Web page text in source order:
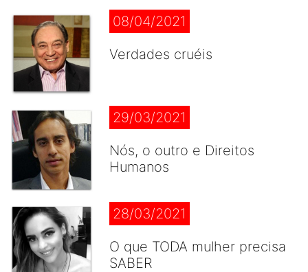
08/04/2021
Verdades cruéis
29/03/2021
Nós, o outro e Direitos
Humanos
28/03/2021
O que TODA mulher precisa
SABER